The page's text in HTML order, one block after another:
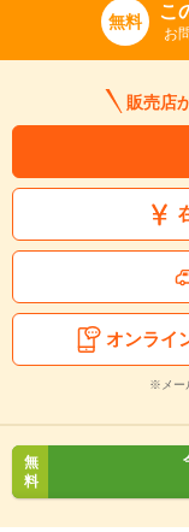
無料 こ
お
販売店
オンライ
※メー
無
料